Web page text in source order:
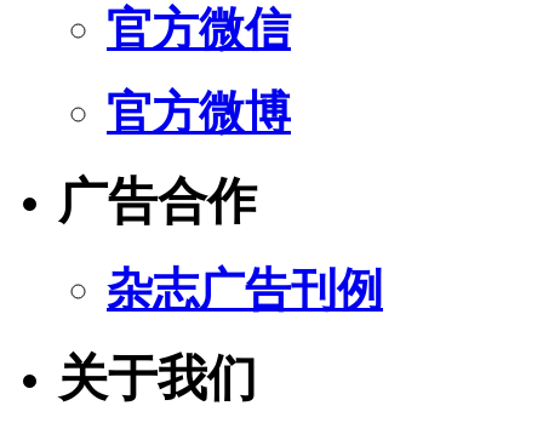
官方微信
官方微博
广告合作
杂志广告刊例
关于我们